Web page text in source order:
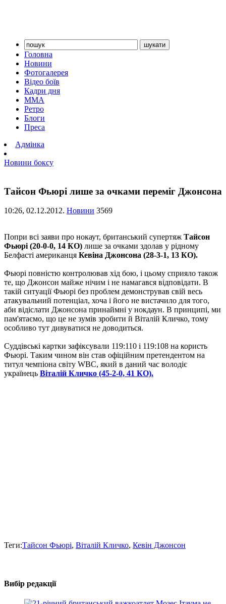
Головна
Новини
Фотогалерея
Відео боїв
Кадри дня
ММА
Ретро
Блоги
Преса
Адмінка
Новини боксу
Тайсон Фьюрі лише за очками переміг Джонсона
10:26, 02.12.2012. Новини 3569
Попри всі заяви про нокаут, британський супертяж Тайсон
Фьюрі (20-0-0, 14 КО) лише за очками здолав у рідному
Белфасті американця Кевіна Джонсона (28-3-1, 13 КО).
Фьюрі повністю контролював хід бою, і цьому сприяло також
те, що Джонсон майже нічим і не намагався відповідати. В
такій ситуації Фьюрі без проблем демонстрував свій весь
атакувальний потенціал, хоча і його не вистачило для того,
аби відіслати Джонсона принаймні у нокдаун. В принципі, ми
пам'ятаємо, що це не зумів зробити й Віталій Кличко, тому
особливо тут дивуватися не доводиться.
Суддівські картки зафіксували 119:110 і 119:108 на користь
Фьюрі. Таким чином він став офіційним претендентом на
титул чемпіона світу WBC, який в даний час володіє
українець Віталій Кличко (45-2-0, 41 КО).
Теги:Тайсон Фьюрі, Віталій Кличко, Кевін Джонсон
Вибір редакції